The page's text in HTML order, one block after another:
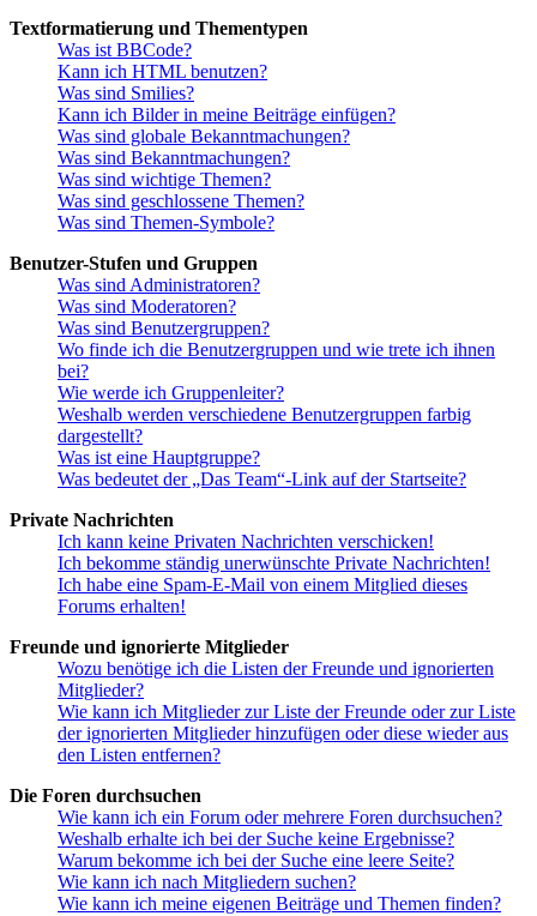
Textformatierung und Thementypen
Was ist BBCode?
Kann ich HTML benutzen?
Was sind Smilies?
Kann ich Bilder in meine Beiträge einfügen?
Was sind globale Bekanntmachungen?
Was sind Bekanntmachungen?
Was sind wichtige Themen?
Was sind geschlossene Themen?
Was sind Themen-Symbole?
Benutzer-Stufen und Gruppen
Was sind Administratoren?
Was sind Moderatoren?
Was sind Benutzergruppen?
Wo finde ich die Benutzergruppen und wie trete ich ihnen
bei?
Wie werde ich Gruppenleiter?
Weshalb werden verschiedene Benutzergruppen farbig
dargestellt?
Was ist eine Hauptgruppe?
Was bedeutet der „Das Team“-Link auf der Startseite?
Private Nachrichten
Ich kann keine Privaten Nachrichten verschicken!
Ich bekomme ständig unerwünschte Private Nachrichten!
Ich habe eine Spam-E-Mail von einem Mitglied dieses
Forums erhalten!
Freunde und ignorierte Mitglieder
Wozu benötige ich die Listen der Freunde und ignorierten
Mitglieder?
Wie kann ich Mitglieder zur Liste der Freunde oder zur Liste
der ignorierten Mitglieder hinzufügen oder diese wieder aus
den Listen entfernen?
Die Foren durchsuchen
Wie kann ich ein Forum oder mehrere Foren durchsuchen?
Weshalb erhalte ich bei der Suche keine Ergebnisse?
Warum bekomme ich bei der Suche eine leere Seite?
Wie kann ich nach Mitgliedern suchen?
Wie kann ich meine eigenen Beiträge und Themen finden?